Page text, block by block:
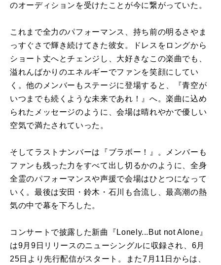
のオーディションを受けたことが今に繋がっていた。
これまで全力のパフォーマンス、持ち前の明るさやま
っすぐさで輝き続けてきた彼女。ドレスをロングから
ショート丈へとチェンジし、大好きなこの楽曲でも、
溢れんばかりのエネルギーでファンを笑顔にしてい
く。他のメンバーもステージに登場すると、『青空が
いつまでも続くような未来であれ！』へ。楽曲に込め
られたメッセージのように、会場は晴れやかで優しい
空気で満たされていった。
そしてラストナンバーは『ブラボー！』。メンバーも
ファンも残った力をすべて出し切るかのように、全身
全霊のパフォーマンスや声援で会場はひとつになって
いく。最後は安田・鈴木・石川も合流し、最高潮の熱
気の中で幕を下ろした。
コンサートで披露した新曲『Lonely...But not Alone』
は9月9日リリースのニューシングルに収録され、6月
25日より先行配信がスタート。また7月11日からは、